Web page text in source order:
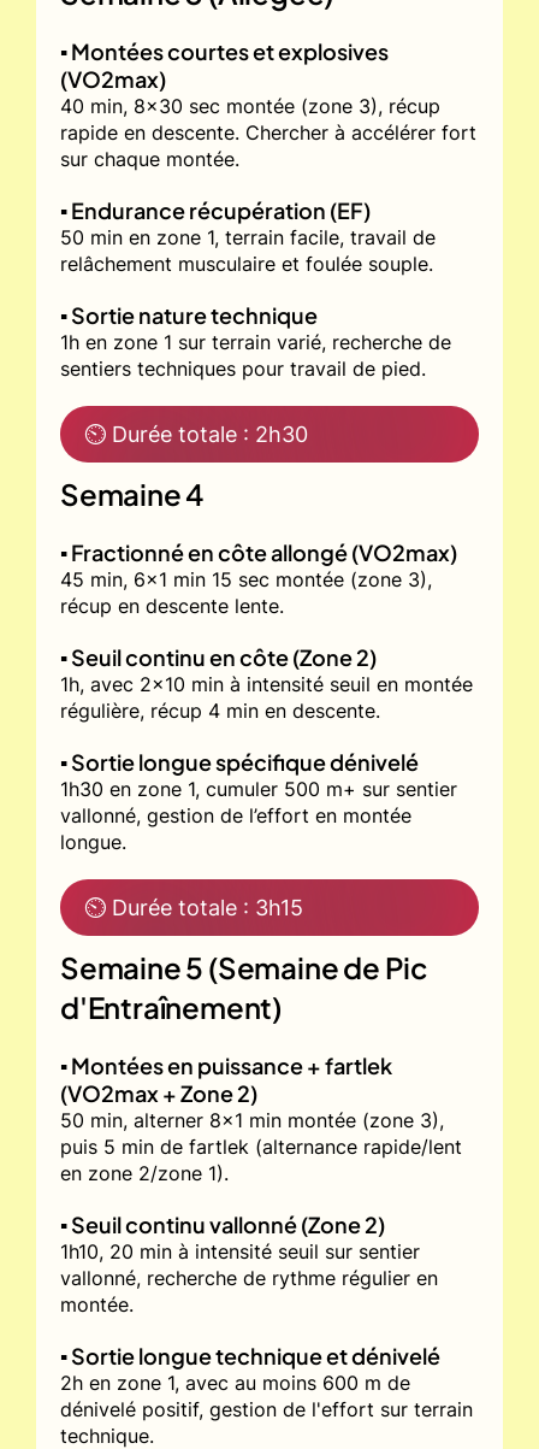
▪️ Montées courtes et explosives
(VO2max)
40 min, 8x30 sec montée (zone 3), récup
rapide en descente. Chercher à accélérer fort
sur chaque montée.
▪️ Endurance récupération (EF)
50 min en zone 1, terrain facile, travail de
relâchement musculaire et foulée souple.
▪️ Sortie nature technique
1h en zone 1 sur terrain varié, recherche de
sentiers techniques pour travail de pied.
⏲ Durée totale : 2h30
Semaine 4
▪️ Fractionné en côte allongé (VO2max)
45 min, 6x1 min 15 sec montée (zone 3),
récup en descente lente.
▪️ Seuil continu en côte (Zone 2)
1h, avec 2x10 min à intensité seuil en montée
régulière, récup 4 min en descente.
▪️ Sortie longue spécifique dénivelé
1h30 en zone 1, cumuler 500 m+ sur sentier
vallonné, gestion de l’effort en montée
longue.
⏲ Durée totale : 3h15
Semaine 5 (Semaine de Pic
d'Entraînement)
▪️ Montées en puissance + fartlek
(VO2max + Zone 2)
50 min, alterner 8x1 min montée (zone 3),
puis 5 min de fartlek (alternance rapide/lent
en zone 2/zone 1).
▪️ Seuil continu vallonné (Zone 2)
1h10, 20 min à intensité seuil sur sentier
vallonné, recherche de rythme régulier en
montée.
▪️ Sortie longue technique et dénivelé
2h en zone 1, avec au moins 600 m de
dénivelé positif, gestion de l'effort sur terrain
technique.